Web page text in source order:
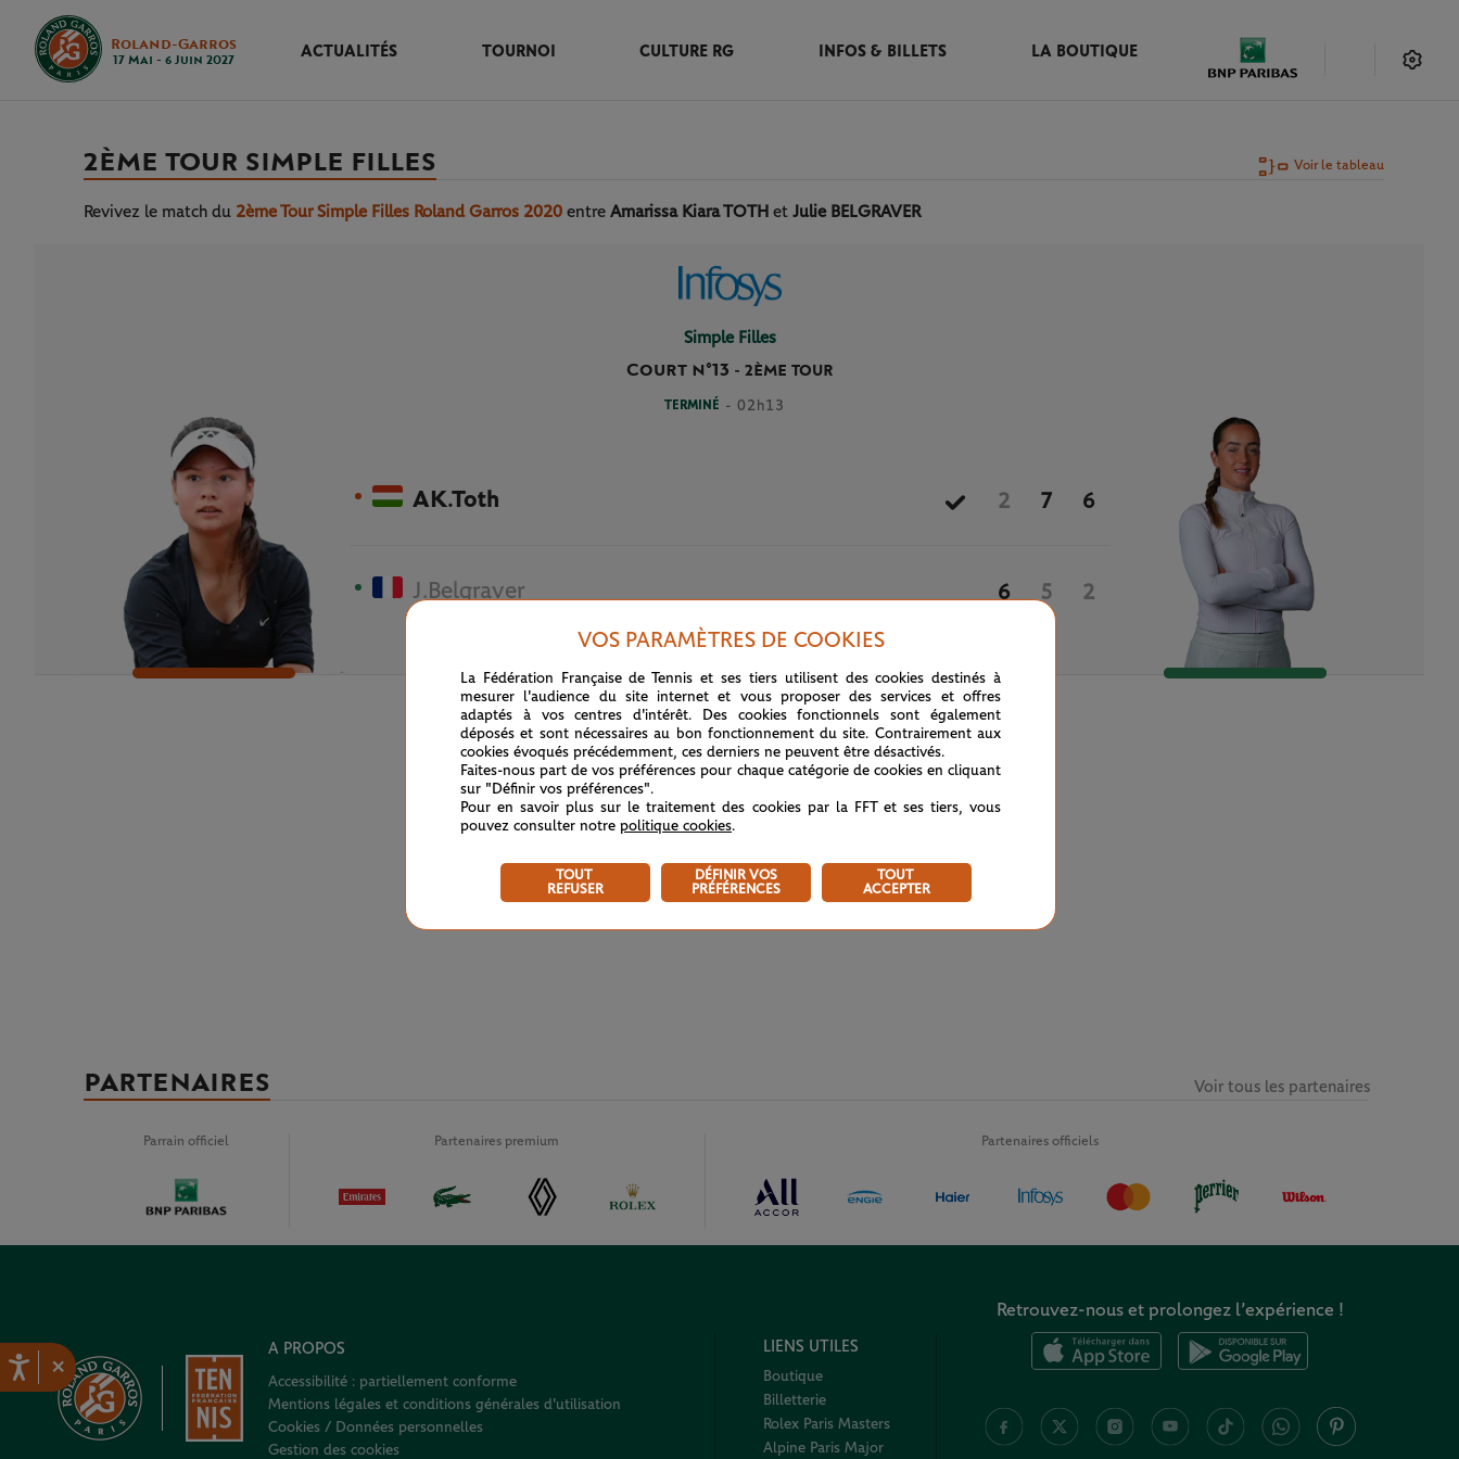
×
Roland-Garros
17 Mai - 6 Juin 2027
ACTUALITÉS TOURNOI CULTURE RG INFOS & BILLETS LA BOUTIQUE
2ÈME TOUR SIMPLE FILLES Voir le tableau
Revivez le match du 2ème Tour Simple Filles Roland Garros 2020 entre Amarissa Kiara TOTH et Julie BELGRAVER
Simple Filles
Court n°13 - 2ÈME TOUR
TERMINÉ - 02h13
AK.Toth 2 7 6
J.Belgraver 6 5 2
5 OCTOBRE 2020
PARTENAIRES
Parrain officiel Partenaires premium Partenaires officiels
Voir tous les partenaires
A PROPOS
Accessibilité : partiellement conforme
Mentions légales et conditions générales d'utilisation
Cookies / Données personnelles
Gestion des cookies
LIENS UTILES
Boutique
Billetterie
Rolex Paris Masters
Alpine Paris Major
Retrouvez-nous et prolongez l’expérience !
VOS PARAMÈTRES DE COOKIES
La Fédération Française de Tennis et ses tiers utilisent des cookies destinés à
mesurer l'audience du site internet et vous proposer des services et offres
adaptés à vos centres d'intérêt. Des cookies fonctionnels sont également
déposés et sont nécessaires au bon fonctionnement du site. Contrairement aux
cookies évoqués précédemment, ces derniers ne peuvent être désactivés.
Faites-nous part de vos préférences pour chaque catégorie de cookies en cliquant
sur "Définir vos préférences".
Pour en savoir plus sur le traitement des cookies par la FFT et ses tiers, vous
pouvez consulter notre politique cookies.
TOUT
REFUSER
DÉFINIR VOS
PRÉFÉRENCES
TOUT
ACCEPTER